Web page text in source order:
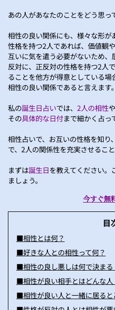
あの人があなたのことをどう思っ
相性の良い関係にも、様々な形
性格を持つ2人であれば、価値観
互いに気を遣う必要がないため、
反対に、正反対の性格を持つ2人
ることを他方が得意としている
相性の良い関係であると言えます。
私の誕生日占いでは、 2人の相性や
その具体的な日付まで細かく占っ
相性占いで、お互いの性格を知り
で、2人の関係性を充実させること
まずは誕生日を教えてください。
ましょう。
今すぐ無
目
■相性とは何？
■好きな人との相性って何？
■相性の良し悪しは何で決まる
■相性が良い相手とはどんな人
■相性が良い人と一緒に居ると